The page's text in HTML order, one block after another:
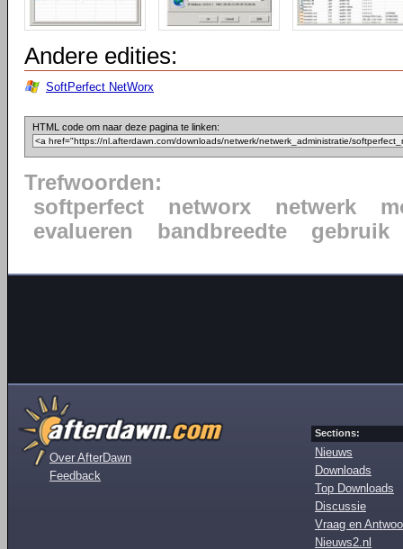
Andere edities:
SoftPerfect NetWorx
HTML code om naar deze pagina te linken:
Trefwoorden:
softperfect
networx netwerk
evalueren
bandbreedte gebruik
Over AfterDawn
Feedback
Sections:
Nieuws
Downloads
Top Downloads
Discussie
Vraag en
Nieuws2.nl